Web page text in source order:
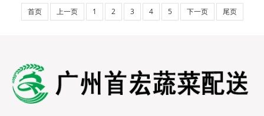
家门，无忧购物体验
首页 上一页 1 2 3 4 5 下一页 尾页